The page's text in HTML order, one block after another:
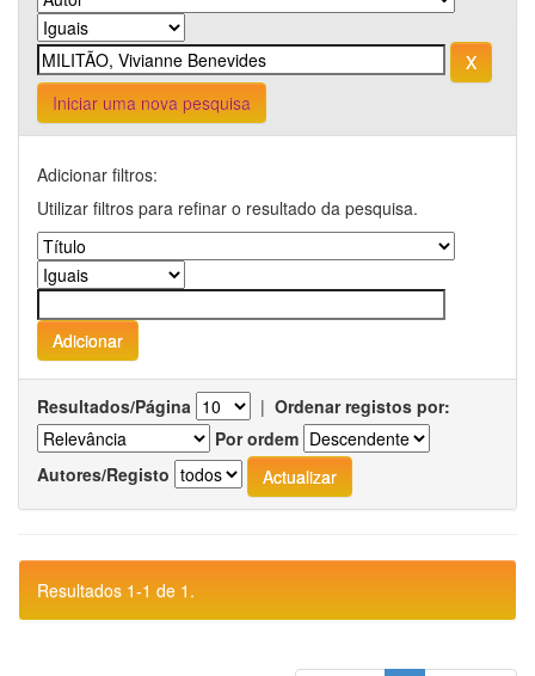
Iniciar uma nova pesquisa
Adicionar filtros:
Utilizar filtros para refinar o resultado da pesquisa.
Resultados/Página | Ordenar registos por:
Por ordem
Autores/Registo
Resultados 1-1 de 1.